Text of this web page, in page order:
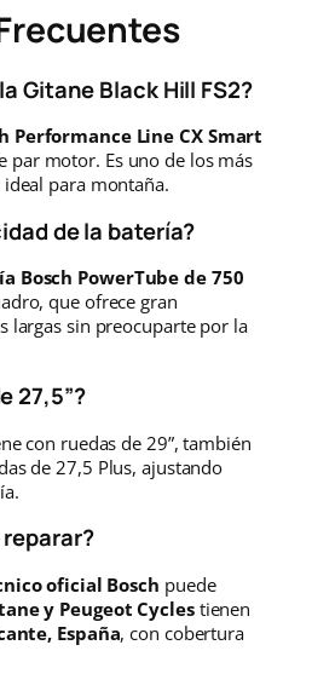
Gitane Black Hill FS2?
Performance Line CX Smart
par motor. Es uno de los más
para montaña.
de la batería?
Bosch PowerTube de 750
que ofrece gran
largas sin preocuparte por la
27,5”?
con ruedas de 29”, también
de 27,5 Plus, ajustando
oficial Bosch puede
y Peugeot Cyclestienen
España, con cobertura